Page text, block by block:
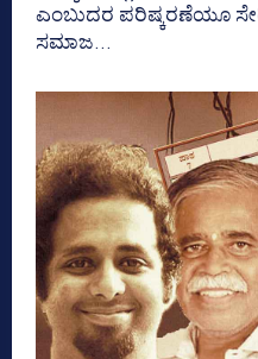
ಎಂಬುದರ ಪರಿಷ್ಕರಣೆಯೂ
ಸಮಾಜ...